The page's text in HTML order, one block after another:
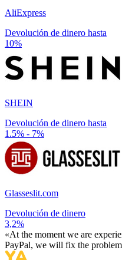
AliExpress
Devolución de dinero hasta
10%
SHEIN
Devolución de dinero hasta
1.5% - 7%
Glasseslit.com
Devolución de dinero
3,2%
«At the moment we are
PayPal, we will fix the